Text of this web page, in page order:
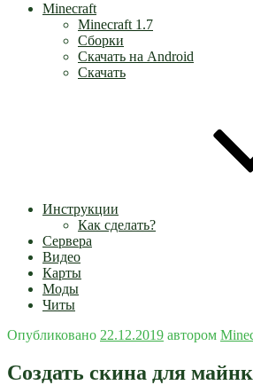
Minecraft
Minecraft 1.7
Сборки
Скачать на Android
Скачать
Инструкции
Как сделать?
Сервера
Видео
Карты
Моды
Читы
Опубликовано 22.12.2019 автором
Создать скина для